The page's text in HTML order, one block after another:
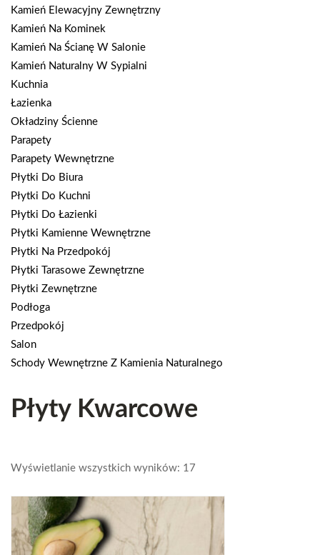
Kamień Elewacyjny Zewnętrzny
Kamień Na Kominek
Kamień Na Ścianę W Salonie
Kamień Naturalny W Sypialni
Kuchnia
Łazienka
Okładziny Ścienne
Parapety
Parapety Wewnętrzne
Płytki Do Biura
Płytki Do Kuchni
Płytki Do Łazienki
Płytki Kamienne Wewnętrzne
Płytki Na Przedpokój
Płytki Tarasowe Zewnętrzne
Płytki Zewnętrzne
Podłoga
Przedpokój
Salon
Schody Wewnętrzne Z Kamienia Naturalnego
Płyty Kwarcowe
Wyświetlanie wszystkich wyników: 17